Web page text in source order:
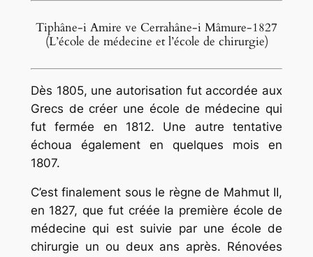
Tiphâne-i Amire ve Cerrahâne-i Mâmure-1827
(L’école de médecine et l’école de chirurgie)
Dès 1805, une autorisation fut accordée aux
Grecs de créer une école de médecine qui
fut fermée en 1812. Une autre tentative
échoua également en quelques mois en
1807.
C’est finalement sous le règne de Mahmut II,
en 1827, que fut créée la première école de
médecine qui est suivie par une école de
chirurgie un ou deux ans après. Rénovées